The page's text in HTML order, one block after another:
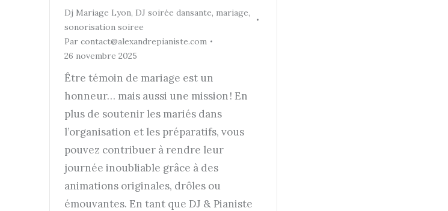
Dj Mariage Lyon, DJ soirée dansante, mariage,
sonorisation soiree
Par contact@alexandrepianiste.com
26 novembre 2025
Être témoin de mariage est un
honneur… mais aussi une mission ! En
plus de soutenir les mariés dans
l’organisation et les préparatifs, vous
pouvez contribuer à rendre leur
journée inoubliable grâce à des
animations originales, drôles ou
émouvantes. En tant que DJ & Pianiste